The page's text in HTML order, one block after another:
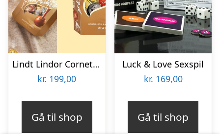
Lindt Lindor Cornet 500 gram – Blandet chokolade
kr. 199,00
Gå til shop
Luck & Love Sexspil
kr. 169,00
Gå til shop